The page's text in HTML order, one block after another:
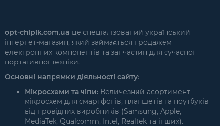
opt-chipik.com.ua це спеціалізований український
інтернет-магазин, який займається продажем
електронних компонентів та запчастин для сучасної
портативної техніки.
Основні напрямки діяльності сайту:
Мікросхеми та чіпи: Величезний асортимент
мікросхем для смартфонів, планшетів та ноутбуків
від провідних виробників (Samsung, Apple,
MediaTek, Qualcomm, Intel, Realtek та інших).